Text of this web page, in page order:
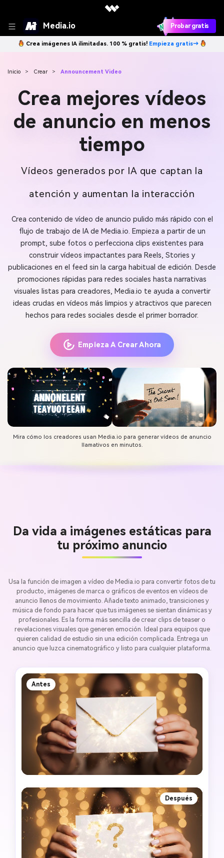
Media.io Probar gratis
Crea imágenes IA ilimitadas. 100 % gratis! Empieza gratis→
Inicio > Crear > Announcement Video
Crea mejores vídeos
de anuncio en menos
tiempo
Vídeos generados por IA que captan la
atención y aumentan la interacción
Crea contenido de vídeo de anuncio pulido más rápido con el
flujo de trabajo de IA de Media.io. Empieza a partir de un
prompt, sube fotos o perfecciona clips existentes para
construir vídeos impactantes para Reels, Stories y
publicaciones en el feed sin la carga habitual de edición. Desde
promociones rápidas para redes sociales hasta narrativas
visuales listas para creadores, Media.io te ayuda a convertir
ideas crudas en vídeos más limpios y atractivos que parecen
hechos para redes sociales desde el primer borrador.
Empieza A Crear Ahora
Mira cómo los creadores usan Media.io para generar vídeos de anuncio
llamativos en minutos.
Da vida a imágenes estáticas para
tu próximo anuncio
Usa la función de imagen a vídeo de Media.io para convertir fotos de tu
producto, imágenes de marca o gráficos de eventos en vídeos de
anuncio llenos de movimiento. Añade texto animado, transiciones y
música de fondo para hacer que tus imágenes se sientan dinámicas y
profesionales. Es la forma más sencilla de crear clips de teaser o
revelaciones visuales que generen emoción. Ideal para equipos que
quieren calidad de estudio sin una edición complicada. Entrega un
anuncio que luzca cinematográfico y listo para cualquier plataforma.
Antes
Después